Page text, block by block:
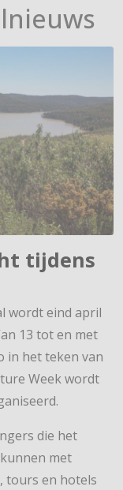
tijdens
wordt eind april
13 tot en met
in het teken van
Week wordt
die het
met
tours en hotels